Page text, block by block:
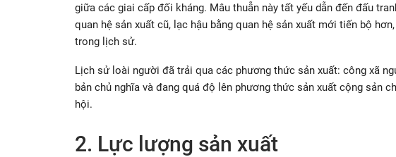
giữa các giai cấp đối kháng. Mâu thuẫn này tất yếu dẫn đến đấu
quan hệ sản xuất cũ, lạc hậu bằng quan hệ sản xuất mới tiến bộ
trong lịch sử.
Lịch sử loài người đã trải qua các phương thức sản xuất: công xã
bản chủ nghĩa và đang quá độ lên phương thức sản xuất cộng sản
hội.
2. Lực lượng sản xuất